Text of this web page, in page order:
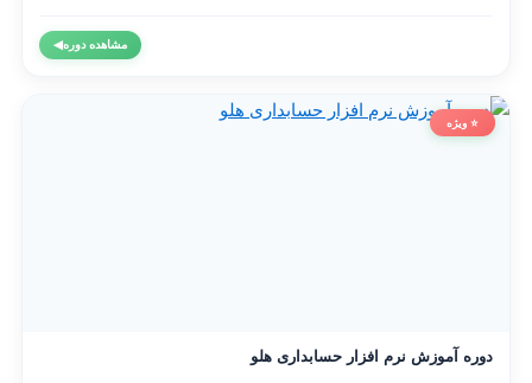
مشاهده دوره◀
⭐ ویژه
دوره آموزش نرم افزار حسابداری هلو